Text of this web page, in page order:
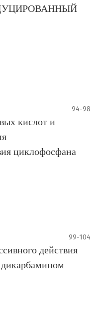
94-98
кислот и
циклофосфана
99-104
действия